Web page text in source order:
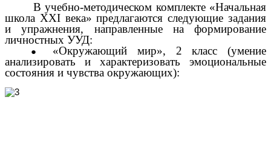
В учебно-методическом комплекте «Начальная
школа XXI века» предлагаются следующие задания
и упражнения, направленные на формирование
личностных УУД:
«Окружающий мир», 2 класс (умение
анализировать и характеризовать эмоциональные
состояния и чувства окружающих):